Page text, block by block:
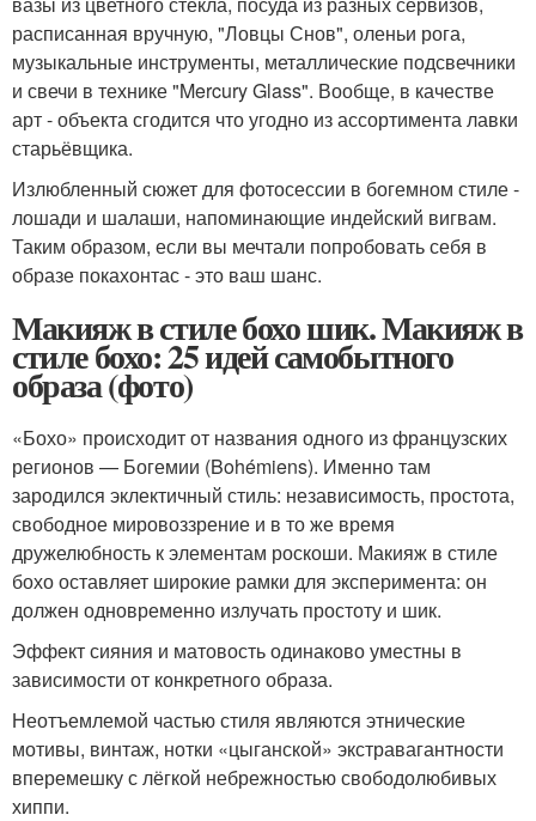
расписанная вручную, "Ловцы Снов", оленьи рога,
музыкальные инструменты, металлические подсвечники
и свечи в технике "Mercury Glass". Вообще, в качестве
арт - объекта сгодится что угодно из ассортимента лавки
старьёвщика.
Излюбленный сюжет для фотосессии в богемном стиле -
лошади и шалаши, напоминающие индейский вигвам.
Таким образом, если вы мечтали попробовать себя в
образе покахонтас - это ваш шанс.
Макияж в стиле бохо шик. Макияж в
стиле бохо: 25 идей самобытного
образа (фото)
«Бохо» происходит от названия одного из французских
регионов — Богемии (Bohémiens). Именно там
зародился эклектичный стиль: независимость, простота,
свободное мировоззрение и в то же время
дружелюбность к элементам роскоши. Макияж в стиле
бохо оставляет широкие рамки для эксперимента: он
должен одновременно излучать простоту и шик.
Эффект сияния и матовость одинаково уместны в
зависимости от конкретного образа.
Неотъемлемой частью стиля являются этнические
мотивы, винтаж, нотки «цыганской» экстравагантности
вперемешку с лёгкой небрежностью свободолюбивых
хиппи.